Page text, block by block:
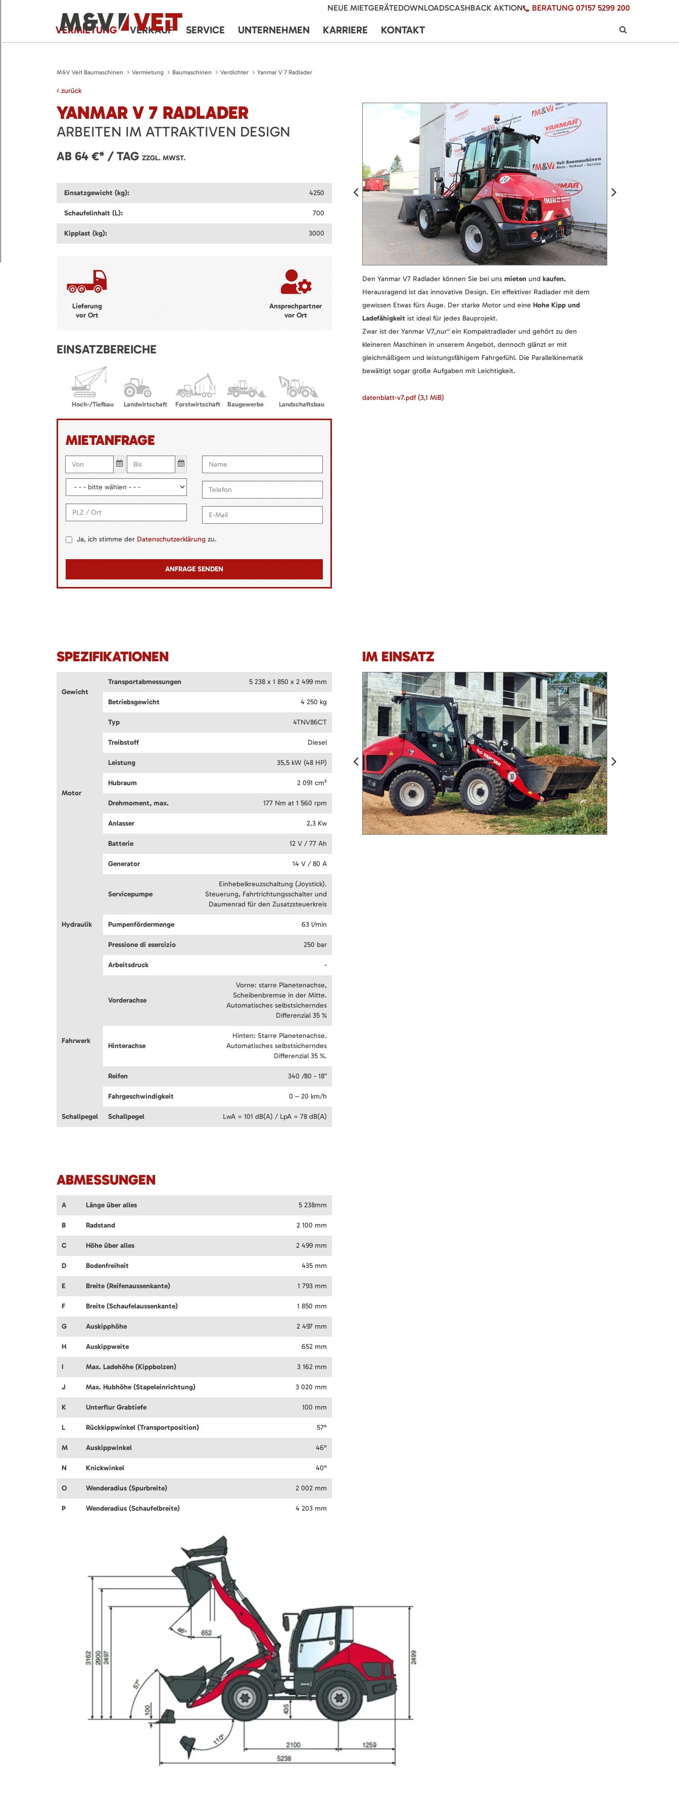
NEUE MIETGERÄTEDOWNLOADSCASHBACK AKTION BERATUNG 07157 5299 200
VERMIETUNG VERKAUF SERVICE UNTERNEHMEN KARRIERE KONTAKT
M&V Veit Baumaschinen Vermietung Baumaschinen Verdichter Yanmar V 7 Radlader
zurück
YANMAR V 7 RADLADER
ARBEITEN IM ATTRAKTIVEN DESIGN
AB 64 €* / TAG ZZGL. MWST.
Einsatzgewicht (kg): 4250
Schaufelinhalt (L): 700
Kipplast (kg): 3000
Lieferung
vor Ort
Ansprechpartner
vor Ort
EINSATZBEREICHE
Hoch-/Tiefbau Landwirtschaft Forstwirtschaft Baugewerbe Landschaftsbau
MIETANFRAGE
Ja, ich stimme derDatenschutzerklärungzu.
Den Yanmar V7 Radlader können Sie bei uns mieten und kaufen.
Herausragend ist das innovative Design. Ein effektiver Radlader mit dem
gewissen Etwas fürs Auge. Der starke Motor und eine Hohe Kipp und
Ladefähigkeit ist ideal für jedes Bauprojekt.
Zwar ist der Yanmar V7„nur“ ein Kompaktradlader und gehört zu den
kleineren Maschinen in unserem Angebot, dennoch glänzt er mit
gleichmäßigem und leistungsfähigem Fahrgefühl. Die Parallelkinematik
bewältigt sogar große Aufgaben mit Leichtigkeit.
datenblatt-v7.pdf (3,1 MiB)
SPEZIFIKATIONEN
Gewicht
Transportabmessungen 5 238 x 1 850 x 2 499 mm
Betriebsgewicht 4 250 kg
Motor
Typ 4TNV86CT
Treibstoff Diesel
Leistung 35,5 kW (48 HP)
Hubraum 2 091 cm³
Drehmoment, max. 177 Nm at 1 560 rpm
Anlasser 2,3 Kw
Batterie 12 V / 77 Ah
Generator 14 V / 80 A
Hydraulik
Servicepumpe
Einhebelkreuzschaltung (Joystick).
Steuerung, Fahrtrichtungsschalter und
Daumenrad für den Zusatzsteuerkreis
Pumpenfördermenge 63 l/min
Pressione di esercizio 250 bar
Arbeitsdruck -
Fahrwerk
Vorderachse
Vorne: starre Planetenachse,
Scheibenbremse in der Mitte.
Automatisches selbstsicherndes
Differenzial 35 %
Hinterachse
Hinten: Starre Planetenachse.
Automatisches selbstsicherndes
Differenzial 35 %.
Reifen 340 /80 - 18”
Fahrgeschwindigkeit 0 – 20 km/h
Schallpegel Schallpegel LwA = 101 dB(A) / LpA = 78 dB(A)
IM EINSATZ
ABMESSUNGEN
A Länge über alles 5 238mm
B Radstand 2 100 mm
C Höhe über alles 2 499 mm
D Bodenfreiheit 435 mm
E Breite (Reifenaussenkante) 1 793 mm
F Breite (Schaufelaussenkante) 1 850 mm
G Auskipphöhe 2 497 mm
H Auskippweite 652 mm
I Max. Ladehöhe (Kippbolzen) 3 162 mm
J Max. Hubhöhe (Stapeleinrichtung) 3 020 mm
K Unterflur Grabtiefe 100 mm
L Rückkippwinkel (Transportposition) 57°
M Auskippwinkel 46°
N Knickwinkel 40°
O Wenderadius (Spurbreite) 2 002 mm
P Wenderadius (Schaufelbreite) 4 203 mm